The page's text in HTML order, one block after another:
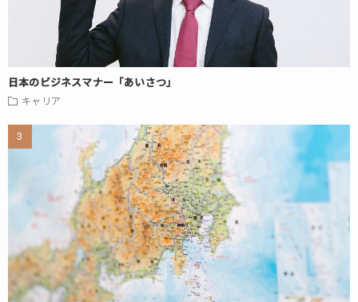
日本のビジネスマナー「あいさつ」
キャリア